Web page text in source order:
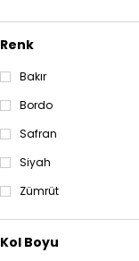
44 Beden Gece Kıyafetleri
46 Beden Gece Kıyafetleri
50 Beden Gece Kıyafetleri
52 Beden Gece Kıyafetleri
56 Beden Gece Kıyafetleri
58 Beden Gece Kıyafetleri
Kısa Gece Elbiseleri
Renk
Bakır
Bordo
Safran
Siyah
Zümrüt
Kol Boyu